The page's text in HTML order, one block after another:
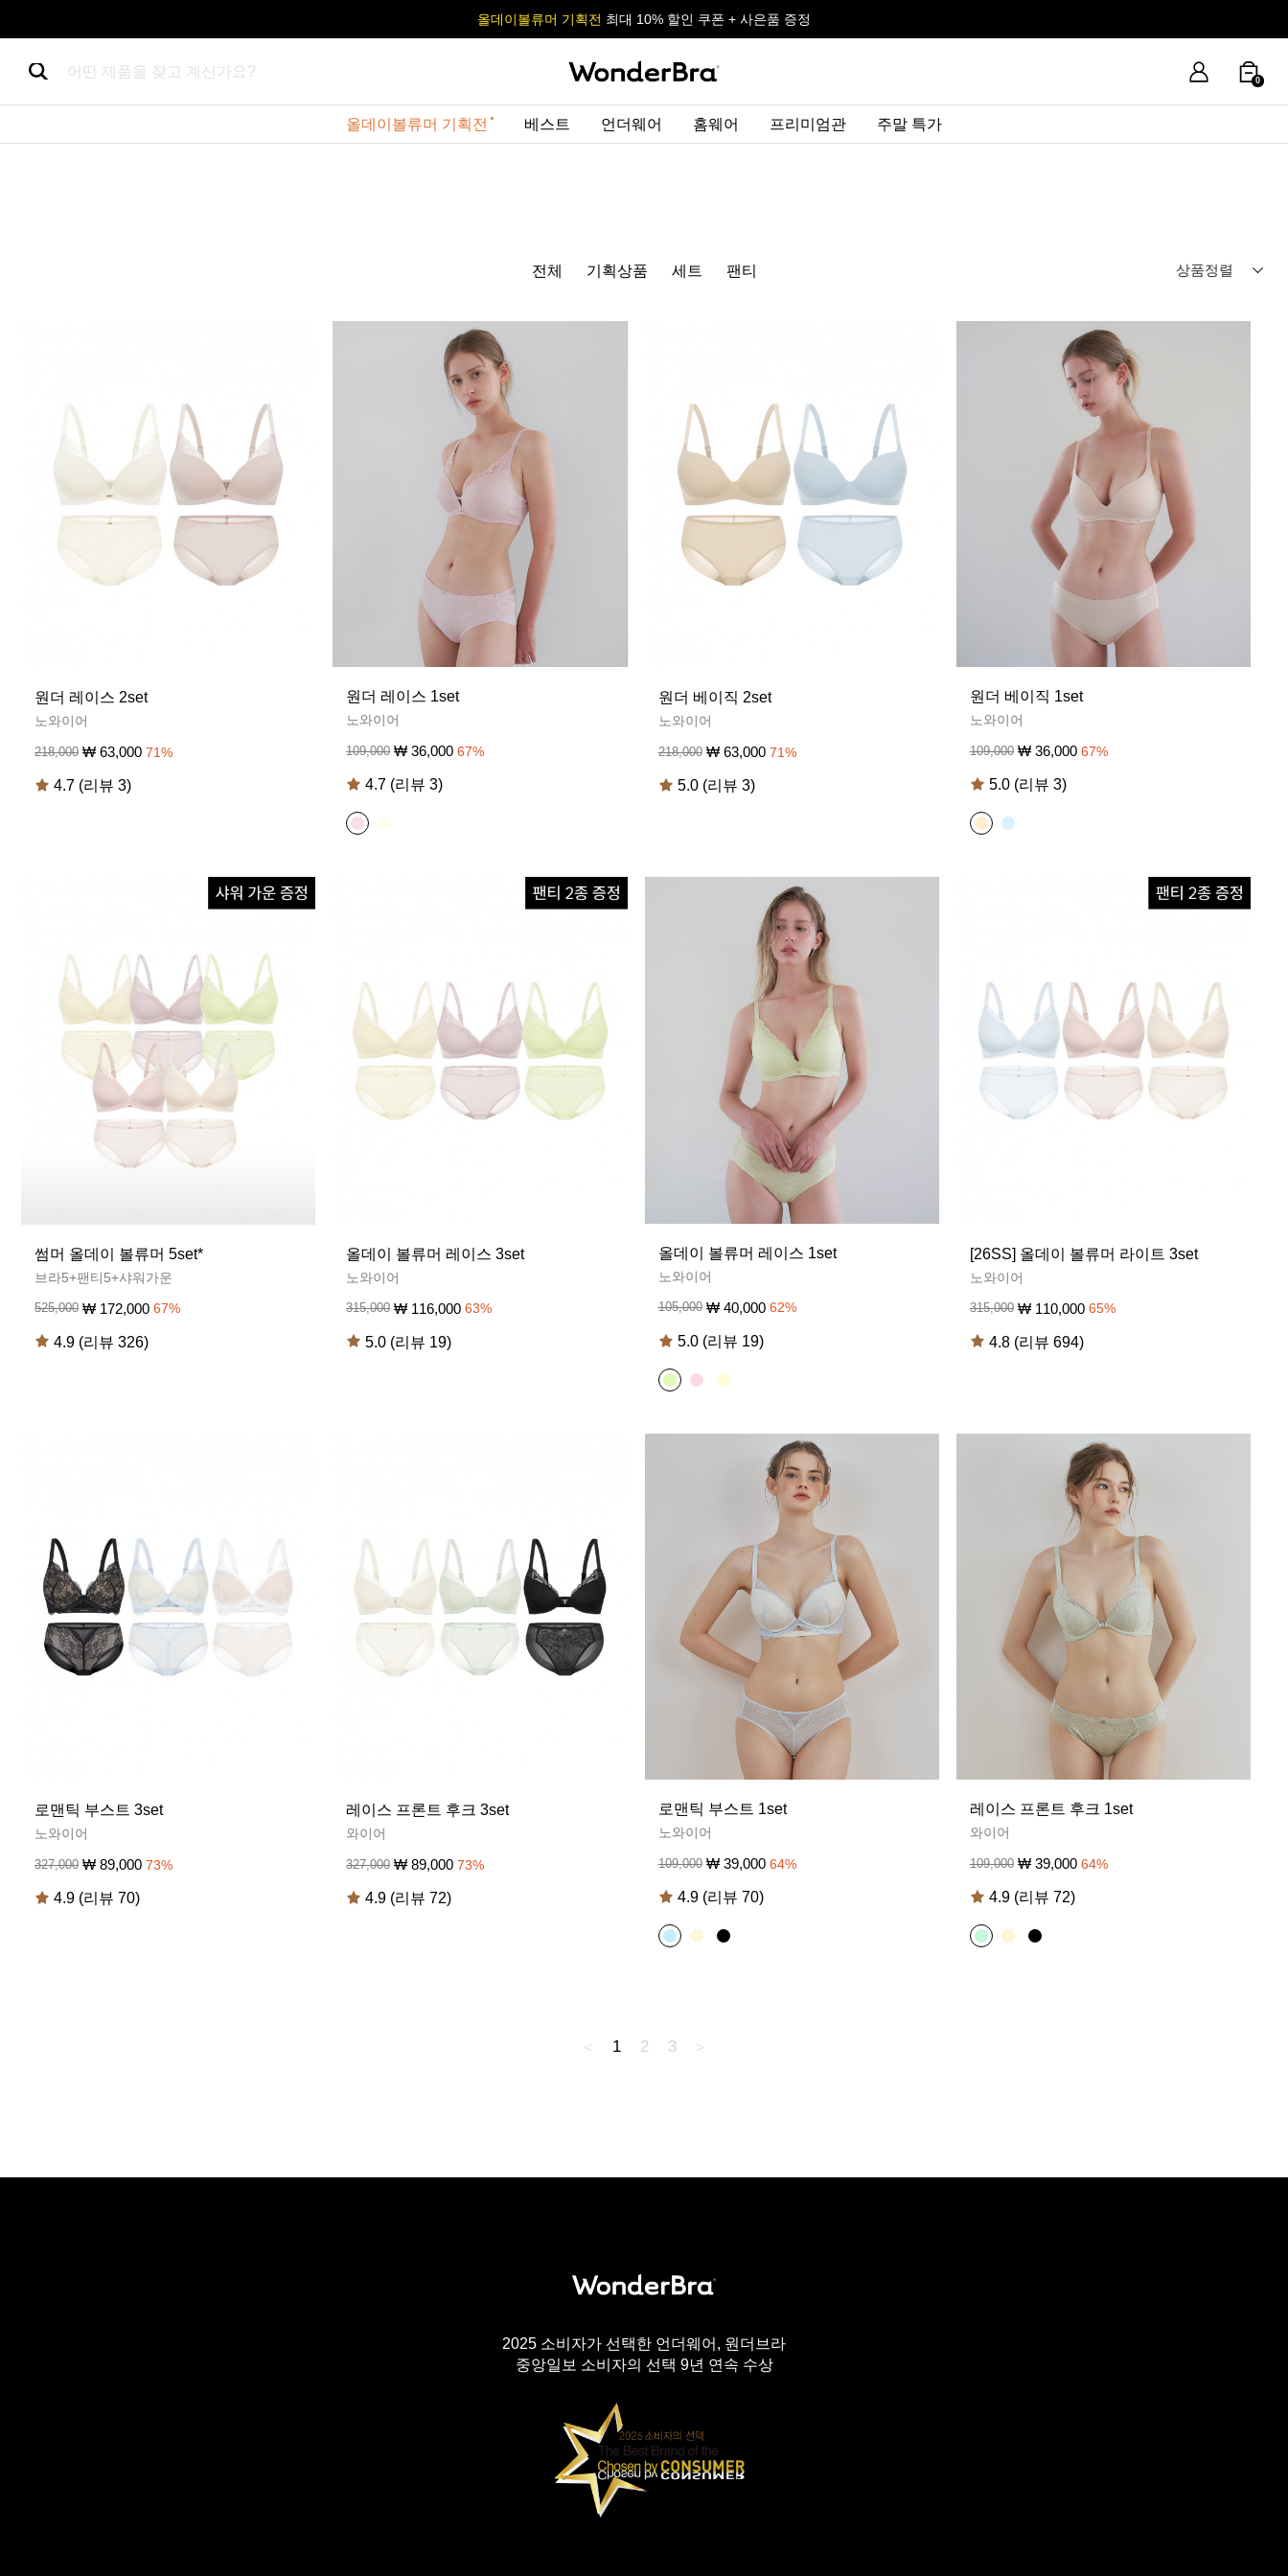
사이즈 무료 교환 서비스
올데이볼류머 기획전 최대 10% 할인 쿠폰 + 사은품 증정
사이즈 무료 교환 서비스
올데이볼류머 기획전 최대 10% 할인 쿠폰 + 사은품 증정
어떤 제품을 찾고 계신가요?
0
올데이볼류머 기획전 베스트 언더웨어 홈웨어 프리미엄관 주말 특가
전체 기획상품 세트 팬티
원더 레이스 2set
노와이어
218,000 ₩ 63,000 71%
4.7 (리뷰 3)
원더 레이스 1set
노와이어
109,000 ₩36,000 67%
4.7 (리뷰 3)
원더 베이직 2set
노와이어
218,000 ₩ 63,000 71%
5.0 (리뷰 3)
원더 베이직 1set
노와이어
109,000 ₩ 36,000 67%
5.0 (리뷰 3)
썸머 올데이 볼류머 5set*
브라5+팬티5+샤워가운
525,000 ₩ 172,000 67%
4.9 (리뷰 326)
올데이 볼류머 레이스 3set
노와이어
315,000 ₩ 116,000 63%
5.0 (리뷰 19)
올데이 볼류머 레이스 1set
노와이어
105,000 ₩ 40,000 62%
5.0 (리뷰 19)
[26SS] 올데이 볼류머 라이트 3set
노와이어
315,000 ₩ 110,000 65%
4.8 (리뷰 694)
로맨틱 부스트 3set
노와이어
327,000 ₩ 89,000 73%
4.9 (리뷰 70)
레이스 프론트 후크 3set
와이어
327,000 ₩89,000 73%
4.9 (리뷰 72)
로맨틱 부스트 1set
노와이어
109,000 ₩ 39,000 64%
4.9 (리뷰 70)
레이스 프론트 후크 1set
와이어
109,000 ₩ 39,000 64%
4.9 (리뷰 72)
1 2 3
2025 소비자가 선택한 언더웨어, 원더브라
중앙일보 소비자의 선택 9년 연속 수상